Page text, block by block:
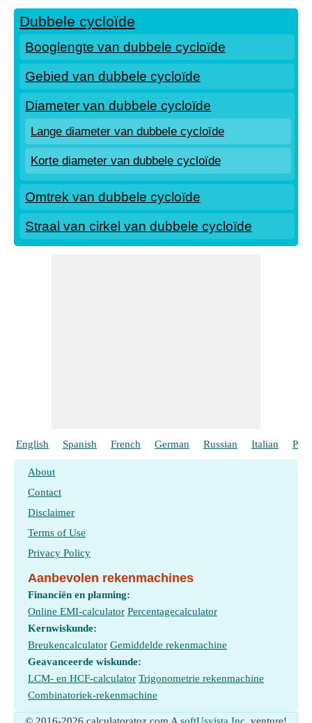
Dubbele cycloïde
Booglengte van dubbele cycloïde
Gebied van dubbele cycloïde
Diameter van dubbele cycloïde
Lange diameter van dubbele cycloïde
Korte diameter van dubbele cycloïde
Omtrek van dubbele cycloïde
Straal van cirkel van dubbele cycloïde
English Spanish French German Russian Italian
About
Contact
Disclaimer
Terms of Use
Privacy Policy
Aanbevolen rekenmachines
Financiën en planning:
Online EMI-calculator Percentagecalculator
Kernwiskunde:
Breukencalculator Gemiddelde rekenmachine
Geavanceerde wiskunde:
LCM- en HCF-calculator Trigonometrie rekenmachine
Combinatoriek-rekenmachine